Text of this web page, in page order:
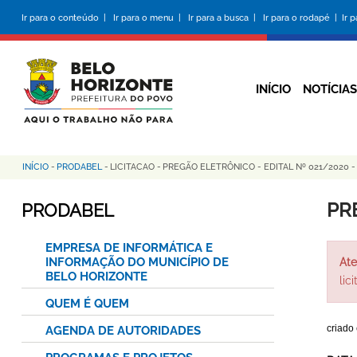
conteúdo
principal
Ir para o conteúdo | Ir para o menu | Ir para a busca | Ir para o rodapé | Ir
INÍCIO NOTÍCIAS
Trilha
de
INÍCIO - PRODABEL - LICITACAO - PREGÃO ELETRÔNICO - EDITAL Nº 021/2020 -
criado
PRODABEL
EMPRESA DE INFORMÁTICA E
INFORMAÇÃO DO MUNICÍPIO DE
BELO HORIZONTE
QUEM É QUEM
AGENDA DE AUTORIDADES